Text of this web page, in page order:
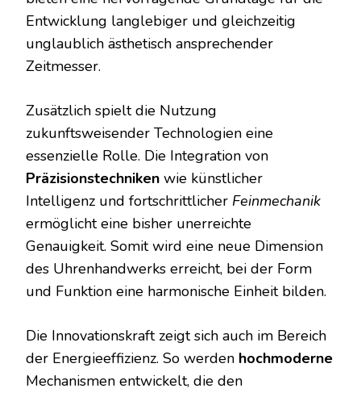
Entwicklung langlebiger und gleichzeitig
unglaublich ästhetisch ansprechender
Zeitmesser.
Zusätzlich spielt die Nutzung
zukunftsweisender Technologien eine
essenzielle Rolle. Die Integration von
Präzisionstechniken wie künstlicher
Intelligenz und fortschrittlicher Feinmechanik
ermöglicht eine bisher unerreichte
Genauigkeit. Somit wird eine neue Dimension
des Uhrenhandwerks erreicht, bei der Form
und Funktion eine harmonische Einheit bilden.
Die Innovationskraft zeigt sich auch im Bereich
der Energieeffizienz. So werden hochmoderne
Mechanismen entwickelt, die den